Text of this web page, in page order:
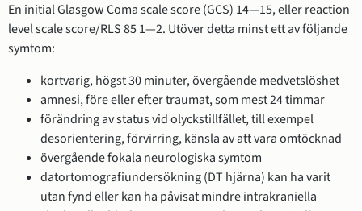
En initial Glasgow Coma scale score (GCS) 14—15, eller reaction
level scale score/RLS 85 1—2. Utöver detta minst ett av följande
symtom:
kortvarig, högst 30 minuter, övergående medvetslöshet
amnesi, före eller efter traumat, som mest 24 timmar
förändring av status vid olyckstillfället, till exempel
desorientering, förvirring, känsla av att vara omtöcknad
övergående fokala neurologiska symtom
datortomografiundersökning (DT hjärna) kan ha varit
utan fynd eller kan ha påvisat mindre intrakraniella